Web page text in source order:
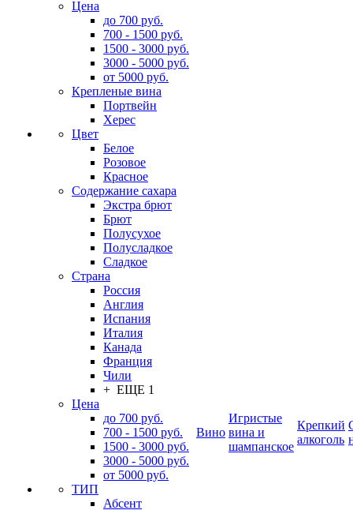
Цена
до 700 руб.
700 - 1500 руб.
1500 - 3000 руб.
3000 - 5000 руб.
от 5000 руб.
Крепленые вина
Портвейн
Херес
Цвет
Белое
Розовое
Красное
Содержание сахара
Экстра брют
Брют
Полусухое
Полусладкое
Сладкое
Страна
Россия
Англия
Испания
Италия
Канада
Франция
Чили
+ ЕЩЕ 1
Цена
до 700 руб.
700 - 1500 руб.
1500 - 3000 руб.
3000 - 5000 руб.
от 5000 руб.
ТИП
Абсент
Вино
Игристые
вина и
шампанское
Крепкий
алкоголь